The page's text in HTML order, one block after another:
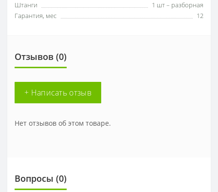
Штанги
1 шт – разборная
Гарантия, мес
12
Отзывов (0)
+ Написать отзыв
Нет отзывов об этом товаре.
Вопросы (0)